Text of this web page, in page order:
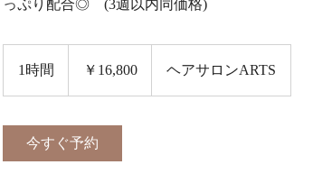
っぷり配合◎ (3週以内同価格)
1時間 ￥16,800 ヘアサロンARTS
今すぐ予約